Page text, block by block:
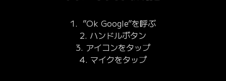
1. ”Ok Google”を呼ぶ
2. ハンドルボタン
3. アイコンをタップ
4. マイクをタップ